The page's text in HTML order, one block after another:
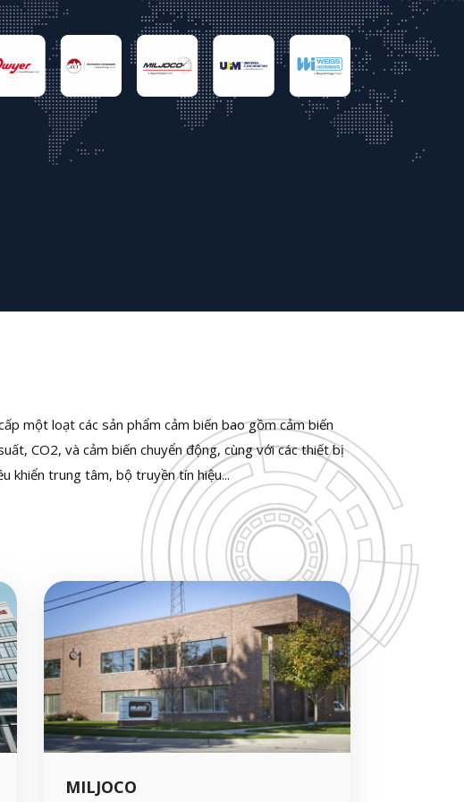
một loạt các sản phẩm cảm biến bao gồm cảm biến
CO2, và cảm biến chuyển động, cùng với các thiết bị
khiển trung tâm, bộ truyền tín hiệu...
MILJOCO